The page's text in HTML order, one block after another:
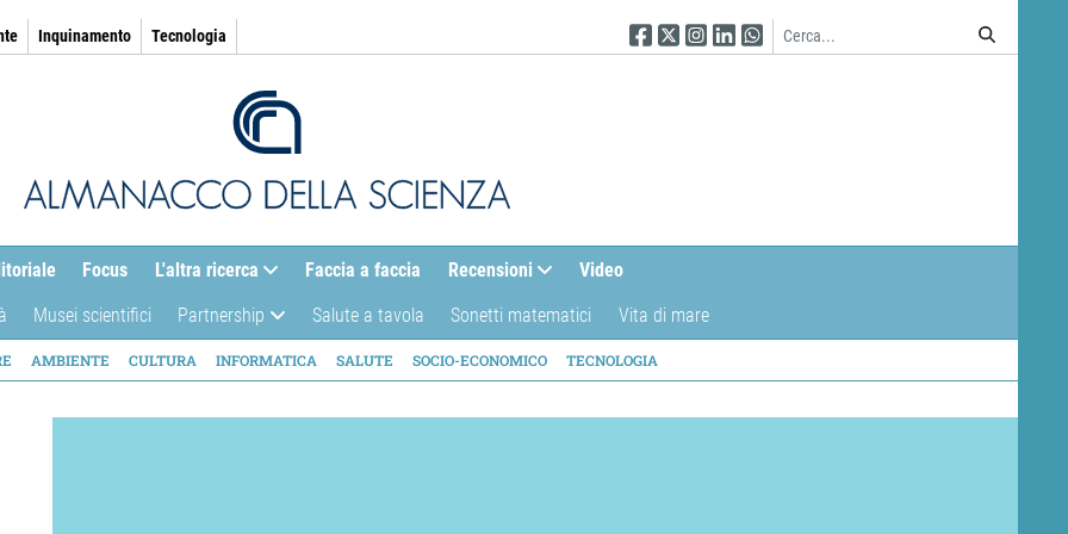
Inquinamento Tecnologia Seguici su Facebook
Seguici su Twitter
Seguici su Instagram
Seguici su Linkedin
Seguici su WhatsApp
Focus L'altra ricerca Faccia a faccia Recensioni Video
Musei scientifici Partnership Salute a tavola Sonetti matematici Vita di mare
AMBIENTE CULTURA INFORMATICA SALUTE SOCIO-ECONOMICO TECNOLOGIA